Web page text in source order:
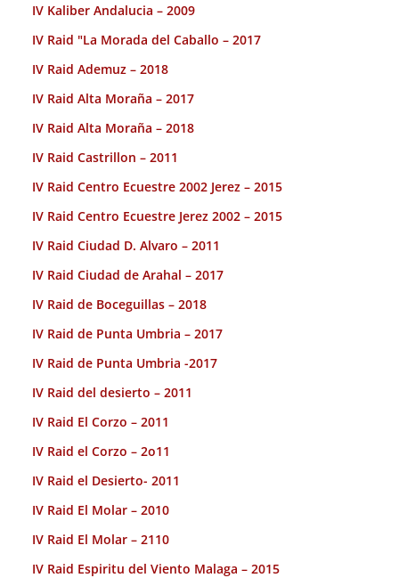
IV Kaliber Andalucia – 2009
IV Raid "La Morada del Caballo – 2017
IV Raid Ademuz – 2018
IV Raid Alta Moraña – 2017
IV Raid Alta Moraña – 2018
IV Raid Castrillon – 2011
IV Raid Centro Ecuestre 2002 Jerez – 2015
IV Raid Centro Ecuestre Jerez 2002 – 2015
IV Raid Ciudad D. Alvaro – 2011
IV Raid Ciudad de Arahal – 2017
IV Raid de Boceguillas – 2018
IV Raid de Punta Umbria – 2017
IV Raid de Punta Umbria -2017
IV Raid del desierto – 2011
IV Raid El Corzo – 2011
IV Raid el Corzo – 2o11
IV Raid el Desierto- 2011
IV Raid El Molar – 2010
IV Raid El Molar – 2110
IV Raid Espiritu del Viento Malaga – 2015